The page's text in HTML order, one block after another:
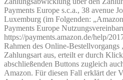
Payments Europe s.c.a., 38 avenue
Luxemburg (im Folgenden:
Payments Europe
https://payments.amazon.de/help/
Rahmen des Online-Bestellvorgangs
Zahlungsart aus, erteilt er durch
abschließenden Buttons zugleich
Amazon. Für diesen Fall erklärt der